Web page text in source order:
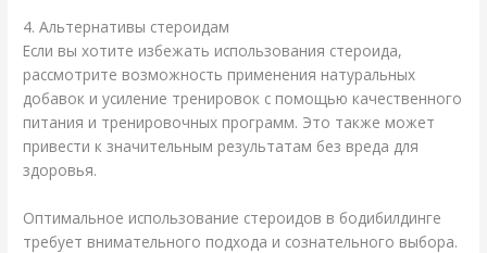
4. Альтернативы стероидам
Если вы хотите избежать использования стероида,
рассмотрите возможность применения натуральных
добавок и усиление тренировок с помощью качественного
питания и тренировочных программ. Это также может
привести к значительным результатам без вреда для
здоровья.
Оптимальное использование стероидов в бодибилдинге
требует внимательного подхода и сознательного выбора.